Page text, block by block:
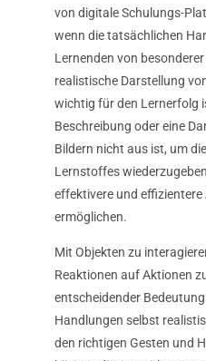
von digitale Schulungs-
wenn die tatsächlichen
Lernenden von
realistische Darstellung
wichtig für den Lernerfolg
Beschreibung oder eine
Bildern nicht aus ist, um
Lernstoffes
effektivere und effizientere
ermöglichen.
Mit Objekten zu
Reaktionen auf Aktionen
entscheidender
Handlungen selbst
den richtigen Gesten und